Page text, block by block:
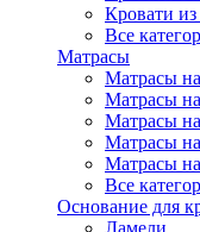
Кровати из
Все
Матрасы
Матрасы
Матрасы
Матрасы
Матрасы
Матрасы
Все
Основание для
Ламели